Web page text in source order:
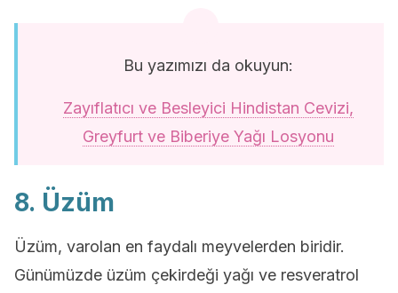
Bu yazımızı da okuyun:
Zayıflatıcı ve Besleyici Hindistan Cevizi,
Greyfurt ve Biberiye Yağı Losyonu
8. Üzüm
Üzüm, varolan en faydalı meyvelerden biridir.
Günümüzde üzüm çekirdeği yağı ve resveratrol